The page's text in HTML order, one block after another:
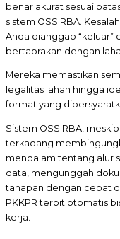
benar akurat sesuai
sistem OSS RBA.
Anda dianggap “keluar”
bertabrakan dengan
Mereka memastikan
legalitas lahan hingga
format yang
Sistem OSS RBA,
terkadang
mendalam tentang alur
data, mengunggah
tahapan dengan cepat
PKKPR terbit otomatis
kerja.